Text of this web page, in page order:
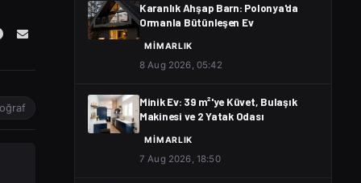
Karanlık Ahşap Barn: Polonya'da
Ormanla Bütünleşen Ev
MIMARLIK
8 Aug 2026, 05:42
Minik Ev: 39 m²'ye Küvet, Bulaşık
Makinesi ve 2 Yatak Odası
MIMARLIK
7 Aug 2026, 18:50